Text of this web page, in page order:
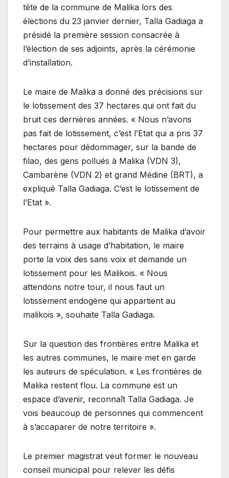
tête de la commune de Malika lors des
élections du 23 janvier dernier, Talla Gadiaga a
présidé la première session consacrée à
l’élection de ses adjoints, après la cérémonie
d’installation.
Le maire de Malika a donné des précisions sur
le lotissement des 37 hectares qui ont fait du
bruit ces dernières années. « Nous n’avons
pas fait de lotissement, c’est l’Etat qui a pris 37
hectares pour dédommager, sur la bande de
filao, des gens pollués à Malika (VDN 3),
Cambarène (VDN 2) et grand Médine (BRT), a
expliqué Talla Gadiaga. C’est le lotissement de
l’Etat ».
Pour permettre aux habitants de Malika d’avoir
des terrains à usage d’habitation, le maire
porte la voix des sans voix et demande un
lotissement pour les Malikois. « Nous
attendons notre tour, il nous faut un
lotissement endogène qui appartient au
malikois », souhaite Talla Gadiaga.
Sur la question des frontières entre Malika et
les autres communes, le maire met en garde
les auteurs de spéculation. « Les frontières de
Malika restent flou. La commune est un
espace d’avenir, reconnaît Talla Gadiaga. Je
vois beaucoup de personnes qui commencent
à s’accaparer de notre territoire ».
Le premier magistrat veut former le nouveau
conseil municipal pour relever les défis